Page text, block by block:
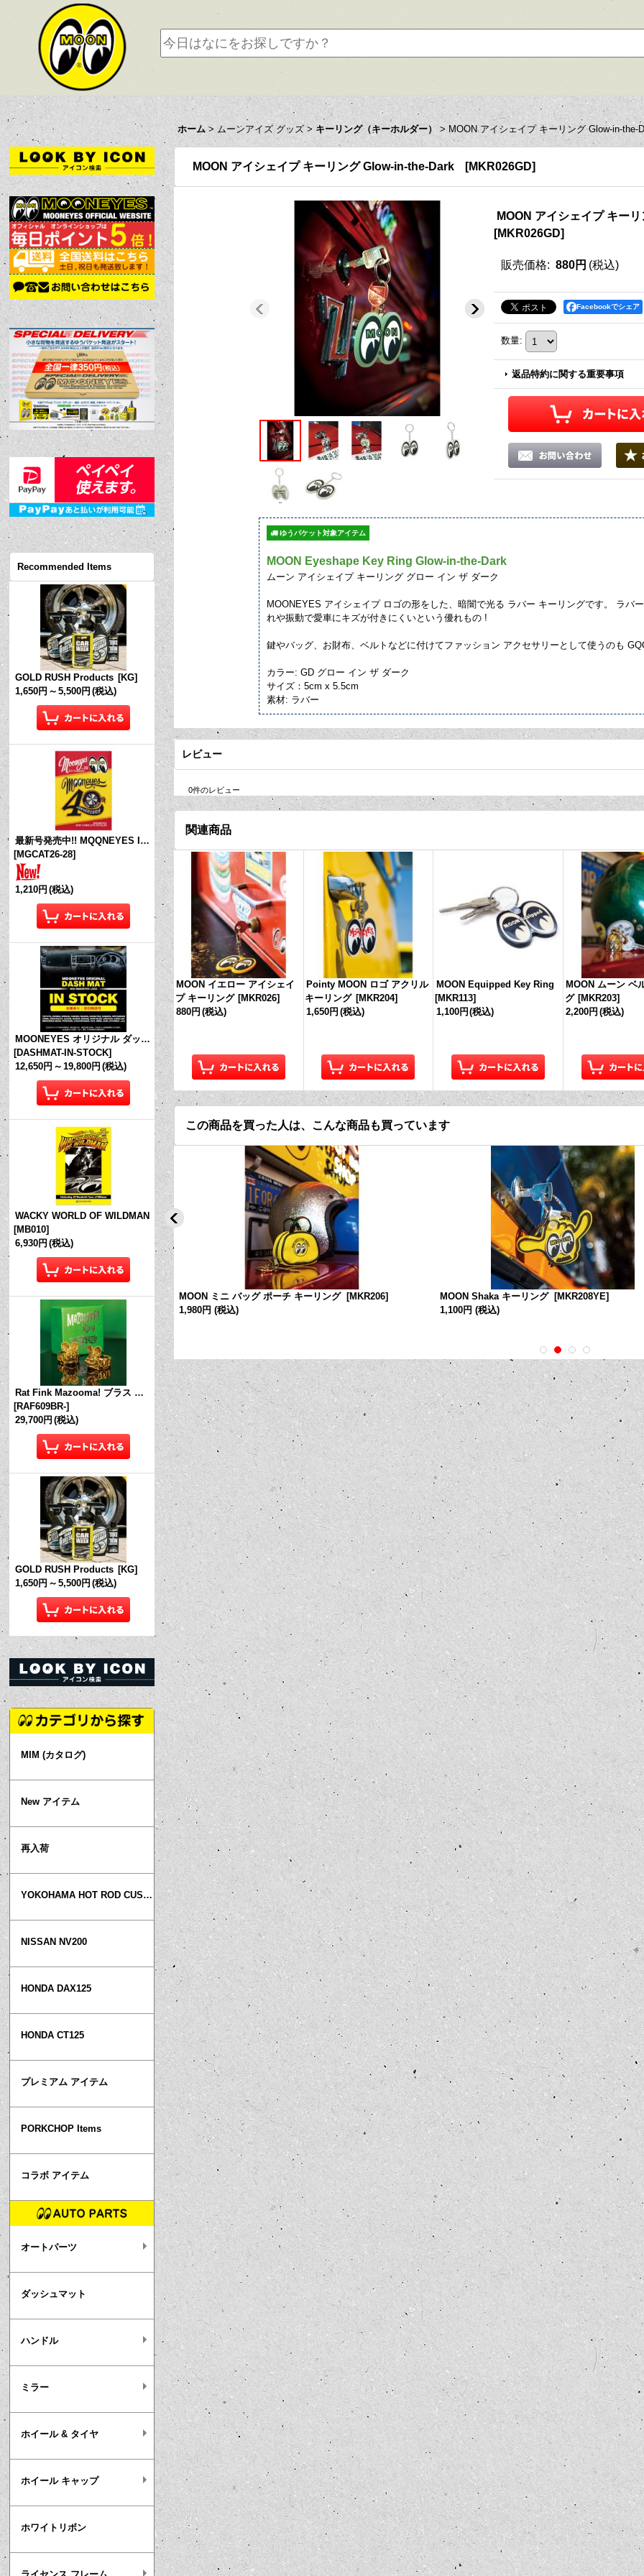
ホーム > ムーンアイズ グッズ > キーリング（キーホルダー） > MOON アイシェイプ キーリング Glow-in-the-
Recommended Items
GOLD RUSH Products [KG]
1,650円 ～ 5,500円 (税込)
最新号発売中!! MQQNEYES International Magazine No.28 2026
[MGCAT26-28]
1,210円 (税込)
MOONEYES オリジナル ダッシュマット (in Stock!)
[DASHMAT-IN-STOCK]
12,650円 ～ 19,800円 (税込)
WACKY WORLD OF WILDMAN
[MB010]
6,930円 (税込)
Rat Fink Mazooma! ブラス リング
[RAF609BR-]
29,700円 (税込)
GOLD RUSH Products [KG]
1,650円 ～ 5,500円 (税込)
MIM (カタログ)
New アイテム
再入荷
YOKOHAMA HOT ROD CUSTOM SHOW
NISSAN NV200
HONDA DAX125
HONDA CT125
プレミアム アイテム
PORKCHOP Items
コラボ アイテム
オートパーツ
ダッシュマット
ハンドル
ミラー
ホイール & タイヤ
ホイール キャップ
ホワイトリボン
MOON アイシェイプ キーリング Glow-in-the-Dark [MKR026GD]
MOON アイシェイプ キー
[MKR026GD]
販売価格: 880円 (税込)
Facebookでシェア
数量:
返品特約に関する重要事項
ゆうパケット対象アイテム
MOON Eyeshape Key Ring Glow-in-the-Dark
ムーン アイシェイプ キーリング グロー イン ザ ダーク
MOONEYES アイシェイプ ロゴの形をした、暗闇で光る ラバー キーリングです。 ラバ
れや振動で愛車にキズが付きにくいという優れもの !
鍵やバッグ、お財布、ベルトなどに付けてファッション アクセサリーとして使うのも
カラー: GD グロー イン ザ ダーク
サイズ：5cm x 5.5cm
素材: ラバー
レビュー
0件のレビュー
関連商品
MOON イエロー アイシェイ
プ キーリング [MKR026]
880円 (税込)
Pointy MOON ロゴ アクリル
キーリング [MKR204]
1,650円 (税込)
MOON Equipped Key Ring
[MKR113]
1,100円 (税込)
MOON ムーン ベ
グ [MKR203]
2,200円 (税込)
この商品を買った人は、こんな商品も買っています
ーリング [MKR211YE] MOON ミニ バッグ ポーチ キーリング [MKR206]
1,980円 (税込)
MOON Shaka キーリング [MKR208YE]
1,100円 (税込)